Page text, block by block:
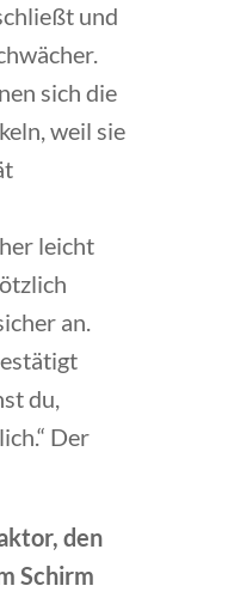
und
sich die
weil sie
leicht
an.
du,
Der
den
Schirm